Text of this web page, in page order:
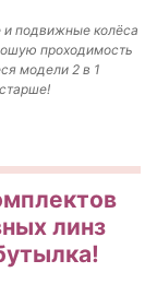
подвижные колёса
проходимость
модели 2 в 1
линз